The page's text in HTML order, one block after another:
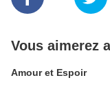
Vous aimerez
Amour et Espoir